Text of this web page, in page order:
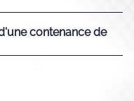
contenance de